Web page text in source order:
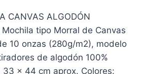
CANVAS ALGODÓN
Mochila tipo Morral de Canvas
10 onzas (280g/m2), modelo
de algodón 100%
x 44 cm aprox. Colores: